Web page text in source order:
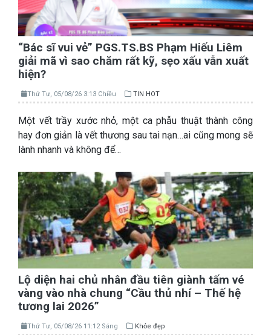
“Bác sĩ vui vẻ” PGS.TS.BS Phạm Hiếu Liêm
giải mã vì sao chăm rất kỹ, sẹo xấu vẫn xuất
hiện?
Thứ Tư, 05/08/26 3:13 Chiều TIN HOT
Một vết trầy xước nhỏ, một ca phẫu thuật thành công
hay đơn giản là vết thương sau tai nạn…ai cũng mong sẽ
lành nhanh và không để…
Lộ diện hai chủ nhân đầu tiên giành tấm vé
vàng vào nhà chung “Cầu thủ nhí – Thế hệ
tương lai 2026”
Thứ Tư, 05/08/26 11:12 Sáng Khỏe đẹp